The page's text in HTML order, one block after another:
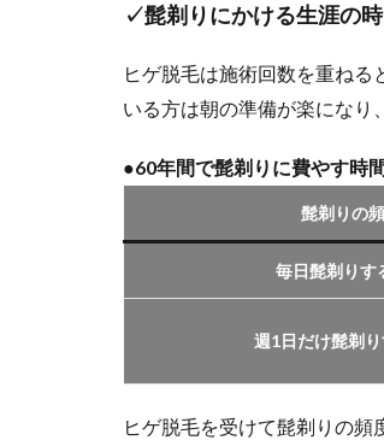
✓髭剃りにかける生涯の
ヒゲ脱毛は施術回数を重ね
いる方は朝の準備が楽になり
●60年間で髭剃りに費やす時間
髭剃りの
毎日髭剃りす
週1日だけ髭剃
ヒゲ脱毛を受けて髭剃りの頻